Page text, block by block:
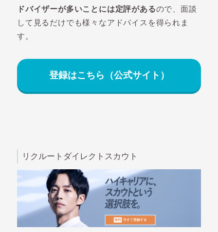
ドバイザーが多いことには定評があるので、面談
して見るだけでも様々なアドバイスを得られま
す。
登録はこちら（公式サイト）
リクルートダイレクトスカウト